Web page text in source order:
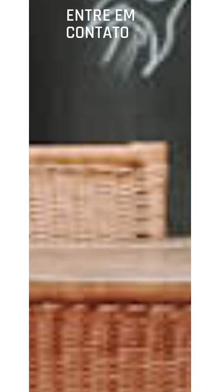
ENTRE EM
CONTATO